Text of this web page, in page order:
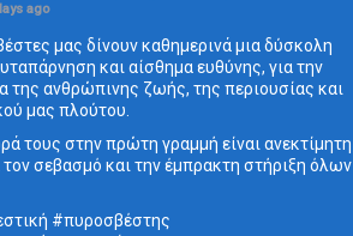
ago
μας δίνουν καθημερινά μια δύσκολη
και αίσθημα ευθύνης, για την
της ανθρώπινης ζωής, της περιουσίας και
μας πλούτου.
τους στην πρώτη γραμμή είναι ανεκτίμητη
τον σεβασμό και την έμπρακτη στήριξη όλων
#πυροσβέστης